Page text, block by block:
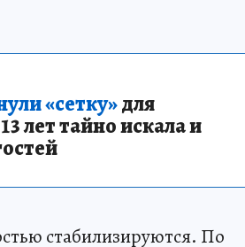
«сетку»для
лет тайно искала и
стабилизируются. По